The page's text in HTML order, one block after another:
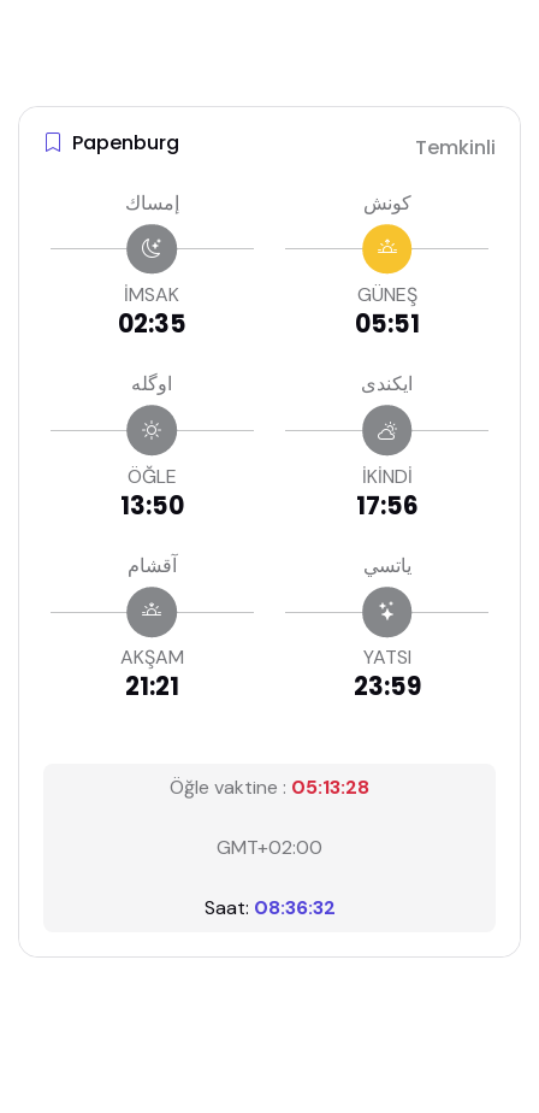
Papenburg Temkinli
إمساك
İMSAK
02:35
كونش
GÜNEŞ
05:51
اوگله
ÖĞLE
13:50
ايكندى
İKİNDİ
17:56
آقشام
AKŞAM
21:21
ياتسي
YATSI
23:59
Öğle vaktine : 05:13:28
GMT+02:00
Saat: 08:36:32